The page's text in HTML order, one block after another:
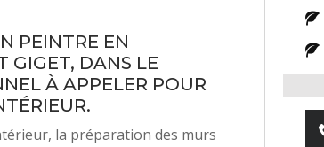
PEINTRE EN
GIGET, DANS LE
À APPELER POUR
la préparation des murs